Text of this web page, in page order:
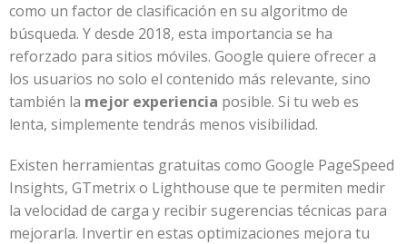
como un factor de clasificación en su algoritmo de
búsqueda. Y desde 2018, esta importancia se ha
reforzado para sitios móviles. Google quiere ofrecer a
los usuarios no solo el contenido más relevante, sino
también la mejor experiencia posible. Si tu web es
lenta, simplemente tendrás menos visibilidad.
Existen herramientas gratuitas como Google PageSpeed
Insights, GTmetrix o Lighthouse que te permiten medir
la velocidad de carga y recibir sugerencias técnicas para
mejorarla. Invertir en estas optimizaciones mejora tu